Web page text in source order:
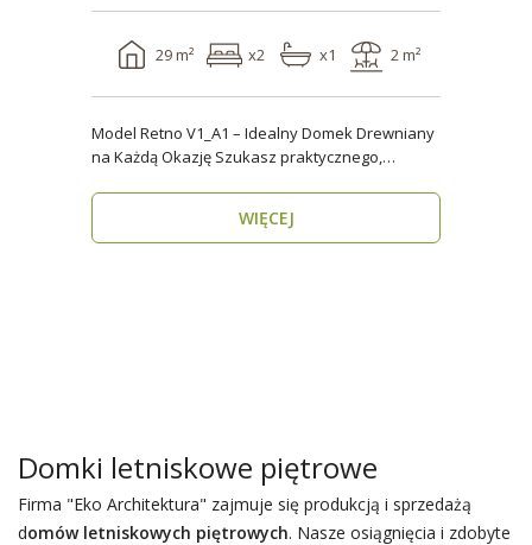
29 m² x2 x1 2 m²
Model Retno V1_A1 – Idealny Domek Drewniany
na Każdą Okazję Szukasz praktycznego,
WIĘCEJ
Domki letniskowe piętrowe
Firma "Eko Architektura" zajmuje się produkcją i sprzedażą
domów letniskowych piętrowych. Nasze osiągnięcia i zdobyte